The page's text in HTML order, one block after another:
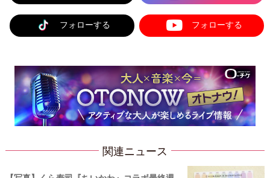
フォローする フォローする
関連ニュース